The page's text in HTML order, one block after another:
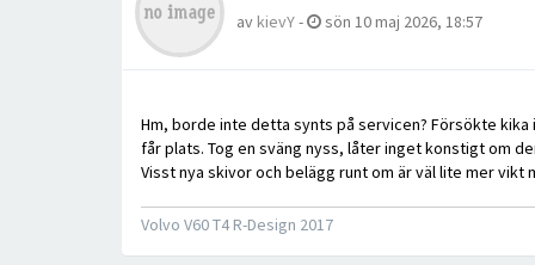
av kievY- sön 10 maj 2026, 18:57
Hm, borde inte detta synts på servicen? Försökte
får plats. Tog en sväng nyss, låter inget konstigt om
Visst nya skivor och belägg runt om är väl lite mer
Volvo V60 T4 R-Design 2017